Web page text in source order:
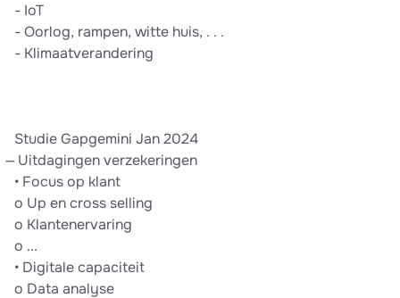
- IoT
- Oorlog, rampen, witte huis, . . .
- Klimaatverandering
Studie Gapgemini Jan 2024
̶ Uitdagingen verzekeringen
• Focus op klant
o Up en cross selling
o Klantenervaring
o ...
• Digitale capaciteit
o Data analyse